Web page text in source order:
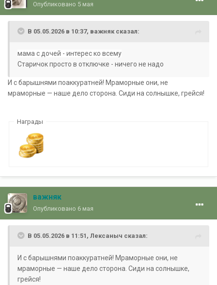
Опубликовано 5 мая
В 05.05.2026 в 10:37, важняксказал:
мама с дочей - интерес ко всему
Старичок просто в отключке - ничего не надо
И с барышнями поаккуратней! Мраморные они, не
мраморные — наше дело сторона. Сиди на солнышке, грейся!
Награды
важняк
Опубликовано 6 мая
В 05.05.2026 в 11:51, Лексаныч сказал:
И с барышнями поаккуратней! Мраморные они, не
мраморные — наше дело сторона. Сиди на солнышке,
грейся!